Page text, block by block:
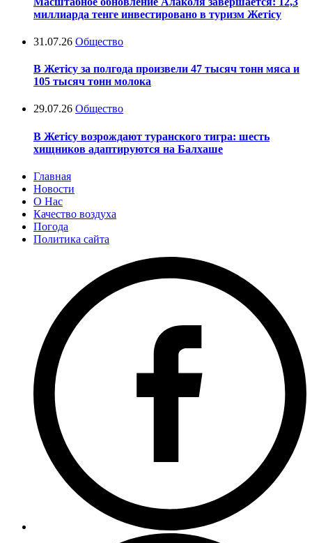
миллиарда тенге инвестировано в туризм Жетісу
31.07.26 Общество
В Жетісу за полгода произвели 47 тысяч тонн мяса и
105 тысяч тонн молока
29.07.26 Общество
В Жетісу возрождают туранского тигра: шесть
хищников адаптируются на Балхаше
Главная
Новости
О Нас
Качество воздуха
Погода
Политика сайта